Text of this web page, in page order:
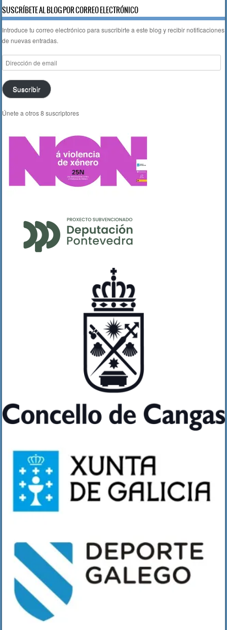
SUSCRÍBETE AL BLOG POR CORREO ELECTRÓNICO
Introduce tu correo electrónico para suscribirte a este blog y recibir notificaciones
de nuevas entradas.
Dirección
de
email
Suscribir
Únete a otros 8 suscriptores